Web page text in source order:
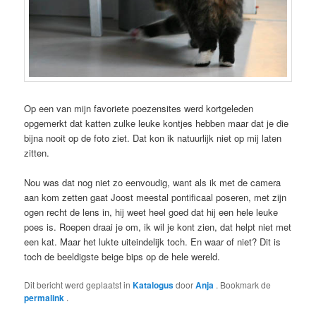
Op een van mijn favoriete poezensites werd kortgeleden
opgemerkt dat katten zulke leuke kontjes hebben maar dat je die
bijna nooit op de foto ziet. Dat kon ik natuurlijk niet op mij laten
zitten.
Nou was dat nog niet zo eenvoudig, want als ik met de camera
aan kom zetten gaat Joost meestal pontificaal poseren, met zijn
ogen recht de lens in, hij weet heel goed dat hij een hele leuke
poes is. Roepen draai je om, ik wil je kont zien, dat helpt niet met
een kat. Maar het lukte uiteindelijk toch. En waar of niet? Dit is
toch de beeldigste beige bips op de hele wereld.
Dit bericht werd geplaatst inKatalogusdoorAnja . Bookmark de
permalink .